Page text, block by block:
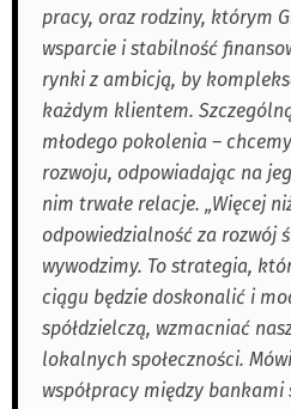
pracy, oraz rodziny, którym
wsparcie i stabilność
rynki z ambicją, by
każdym klientem.
młodego pokolenia –
rozwoju, odpowiadając na
nim trwałe relacje. „Więcej
odpowiedzialność za rozwój
wywodzimy. To strategia,
ciągu będzie doskonalić i
spółdzielczą, wzmacniać
lokalnych społeczności.
współpracy między bankami